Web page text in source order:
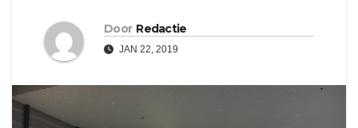
Door Redactie
JAN 22, 2019